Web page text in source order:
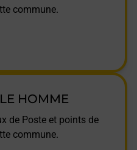
commune.
HOMME
de Poste et points de
commune.